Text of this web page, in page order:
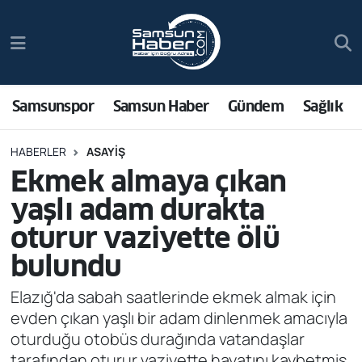
Samsunspor Samsun Haber Gündem Sağlık
HABERLER ASAYIŞ
Ekmek almaya çıkan
yaşlı adam durakta
oturur vaziyette ölü
bulundu
Elazığ'da sabah saatlerinde ekmek almak için
evden çıkan yaşlı bir adam dinlenmek amacıyla
oturduğu otobüs durağında vatandaşlar
Samsun Haber
Sağlık
Asayiş
Bilim ve Teknoloji
Bölge
Dünya
Ekonomi
Trafik Durumu
Süper Lig Puan Durumu ve Fikstür
Tüm Manşetler
Son Dakika Haberleri
Haber Arşivi